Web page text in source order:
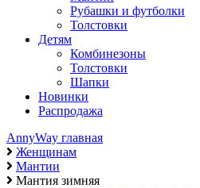
Рубашки и футболки
Толстовки
Детям
Комбинезоны
Толстовки
Шапки
Новинки
Распродажа
AnnyWay главная
Женщинам
Мантии
Мантия зимняя